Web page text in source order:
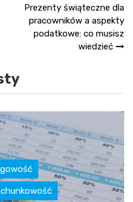
Prezenty świąteczne dla
pracowników a aspekty
podatkowe: co musisz
wiedzieć